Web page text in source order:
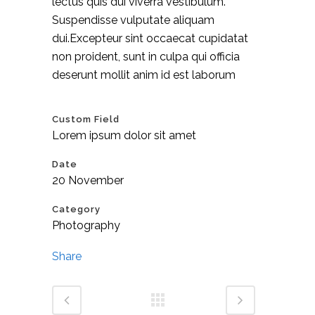
Suspendisse vulputate aliquam
dui.Excepteur sint occaecat cupidatat
non proident, sunt in culpa qui officia
deserunt mollit anim id est laborum
Custom Field
Lorem ipsum dolor sit amet
Date
20 November
Category
Photography
Share